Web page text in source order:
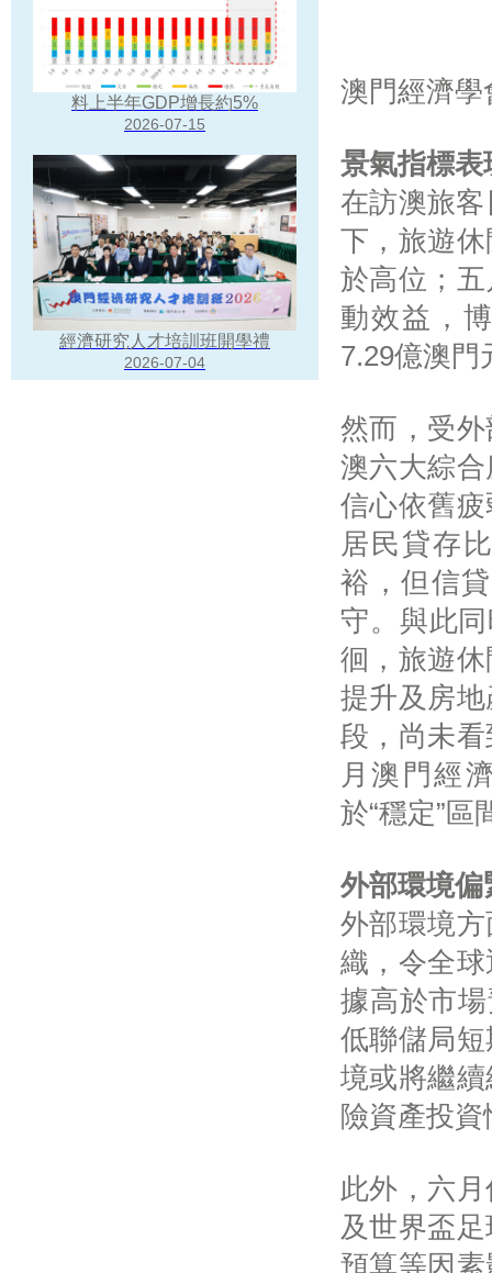
料上半年GDP增長約5%
2026-07-15
經濟研究人才培訓班開學禮
2026-07-04
澳門經濟
景氣指標
在訪澳旅
下，旅遊
於高位；
動效益，
7.29億澳門
然而，受
澳六大綜
信心依舊
居民貸存
裕，但信
守。與此
徊，旅遊
提升及房
段，尚未
月澳門經
於“穩定”區
外部環境
外部環境
織，令全
據高於市
低聯儲局
境或將繼
險資產投
此外，六
及世界盃
預算等因